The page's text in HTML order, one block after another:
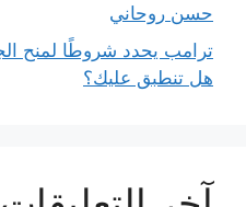
حسن روحاني
ترامب يحدد شروطًا لمنح
هل تنطبق عليك؟